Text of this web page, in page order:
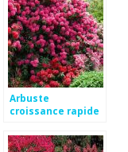
Arbuste
croissance rapide
persistant